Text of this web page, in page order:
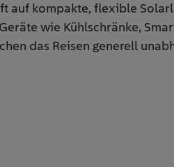
auf kompakte, flexible
wie Kühlschränke,
das Reisen generell